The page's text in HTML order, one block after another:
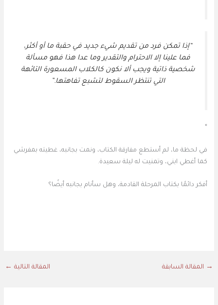
“إذا تمكن فرد من تقديم شيء جديد في حقبة ما أو أكثر،
فما علينا إلا الاحترام والتقدير وما عدا هذا فهو مسألة
شخصية ذاتية ويجب ألا نكون كالكلاب المسعورة التائهة
التي تنتظر السقوط لتشبع تفاهتها.”
*
في لحظة ما، لم أستطع مفارقة الكتاب، ونمت بجانبه، غطيته بمفرشي
كما أغطي ابني، وتمنيت له ليلة سعيدة.
أفكر دائمًا بكتاب المرحلة القادمة، وهل سأنام بجانبه أيضًا؟
→ المقالة السابقة المقالة التالية ←